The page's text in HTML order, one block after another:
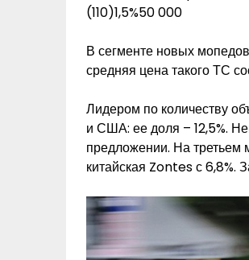
(110)1,5%50 000
В сегменте новых
средняя цена такого ТС
Лидером по количеству
и США: ее доля – 12,5%.
предложении. На третьем
китайская Zontes с 6,8%.